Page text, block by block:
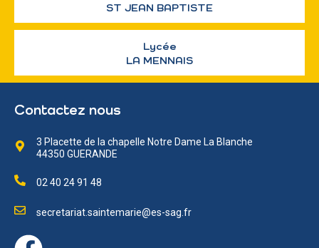
ST JEAN BAPTISTE
Lycée
LA MENNAIS
Contactez nous
3 Placette de la chapelle Notre Dame La Blanche
44350 GUERANDE
02 40 24 91 48
secretariat.saintemarie@es-sag.fr